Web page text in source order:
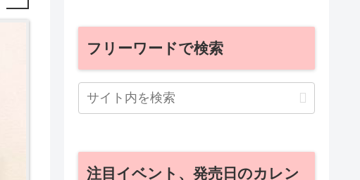
フリーワードで検索
注目イベント、発売日のカレン